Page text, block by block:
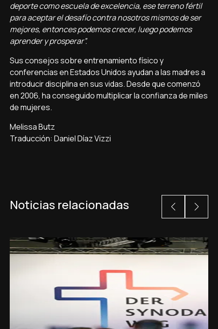
deporte como escuela de excelencia, ese terreno fértil
para aceptar el desafío contra nosotros mismos de ser
mejores, entonces podemos crecer, luego podemos
aprender y prosperar”.
Sus consejos sobre entrenamiento físico y
conferencias en Estados Unidos ayudan a las madres a
introducir disciplina en sus vidas. Desde que comenzó
en 2006, ha conseguido multiplicar la confianza de miles
de mujeres.
Melissa Butz
Traducción: Daniel Díaz Vizzi
Noticias relacionadas